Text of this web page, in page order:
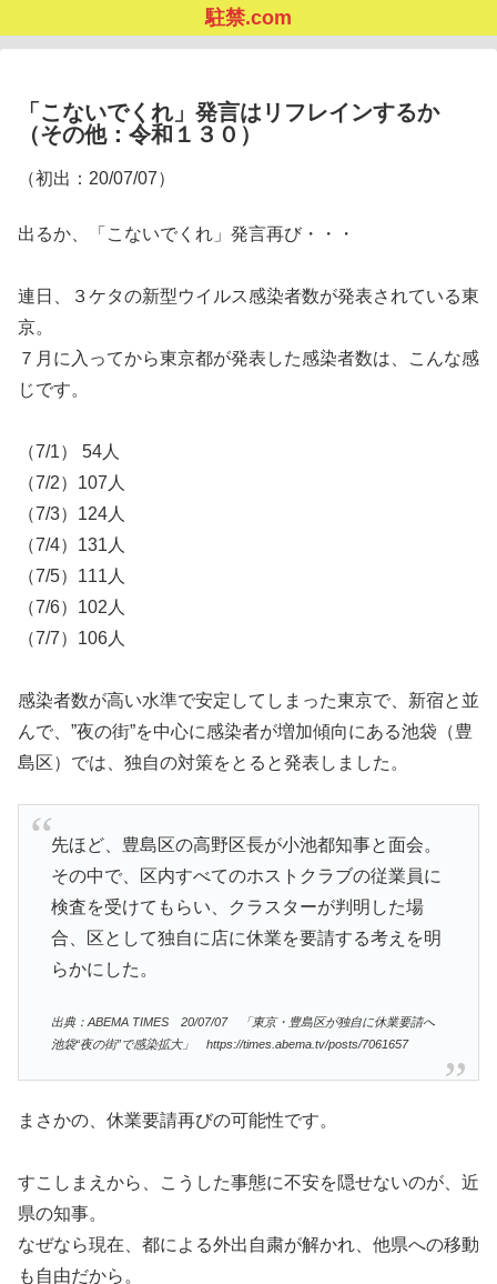
駐禁.com
「こないでくれ」発言はリフレインするか
（その他：令和１３０）
（初出：20/07/07）
出るか、「こないでくれ」発言再び・・・
連日、３ケタの新型ウイルス感染者数が発表されている東
京。
７月に入ってから東京都が発表した感染者数は、こんな感
じです。
（7/1） 54人
（7/2）107人
（7/3）124人
（7/4）131人
（7/5）111人
（7/6）102人
（7/7）106人
感染者数が高い水準で安定してしまった東京で、新宿と並
んで、”夜の街”を中心に感染者が増加傾向にある池袋（豊
島区）では、独自の対策をとると発表しました。
先ほど、豊島区の高野区長が小池都知事と面会。
その中で、区内すべてのホストクラブの従業員に
検査を受けてもらい、クラスターが判明した場
合、区として独自に店に休業を要請する考えを明
らかにした。
出典：ABEMA TIMES 20/07/07 「東京・豊島区が独自に休業要請へ
池袋“夜の街”で感染拡大」 https://times.abema.tv/posts/7061657
まさかの、休業要請再びの可能性です。
すこしまえから、こうした事態に不安を隠せないのが、近
県の知事。
なぜなら現在、都による外出自粛が解かれ、他県への移動
も自由だから。